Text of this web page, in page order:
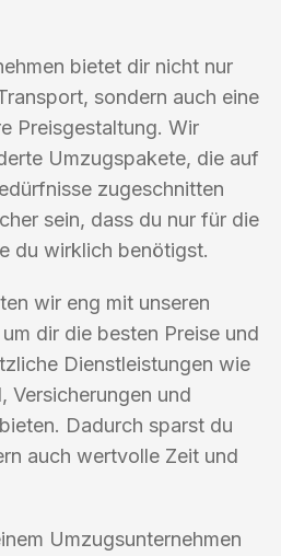
bietet dir nicht nur
sondern auch eine
Preisgestaltung. Wir
Umzugspakete, die auf
zugeschnitten
sein, dass du nur für die
du wirklich benötigst.
wir eng mit unseren
dir die besten Preise und
Dienstleistungen wie
Versicherungen und
Dadurch sparst du
auch wertvolle Zeit und
Umzugsunternehmen